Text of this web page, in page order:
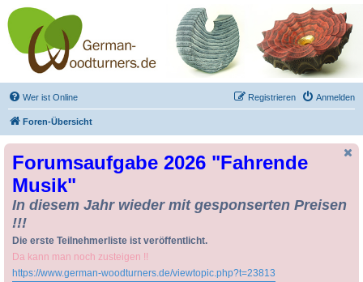
Drechseln und
Kunsthandwerk -
German-Woodturners
*Forum Sauerland*
Der Treffpunkt für Drechsler und Freunde des Kunsthandwerks
Wer ist Online Anmelden
Registrieren
Foren-Übersicht
Forumsaufgabe 2026 "Fahrende
Musik"
In diesem Jahr wieder mit gesponserten Preisen
!!!
Die erste Teilnehmerliste ist veröffentlicht.
Da kann man noch zusteigen !!
https://www.german-woodturners.de/viewtopic.php?t=23813